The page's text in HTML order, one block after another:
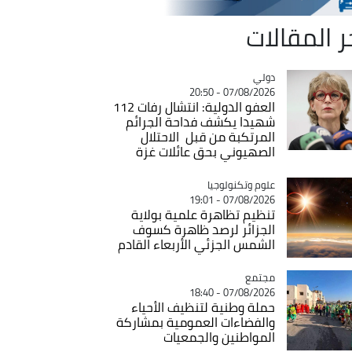
المقالات
Catégorie
دولي
07/08/2026 - 20:50
العفو الدولية: انتشال رفات 112
شهيدا يكشف فداحة الجرائم
المرتكبة من قبل الاحتلال
الصهيوني بحق عائلات غزة
Catégorie
علوم وتكنولوجيا
07/08/2026 - 19:01
تنظيم تظاهرة علمية بولاية
الجزائر لرصد ظاهرة كسوف
الشمس الجزئي الأربعاء القادم
Catégorie
مجتمع
07/08/2026 - 18:40
حملة وطنية لتنظيف الأحياء
والفضاءات العمومية بمشاركة
المواطنين والجمعيات